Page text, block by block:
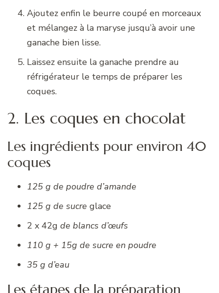
Ajoutez enfin le beurre coupé en morceaux
et mélangez à la maryse jusqu’à avoir une
ganache bien lisse.
Laissez ensuite la ganache prendre au
réfrigérateur le temps de préparer les
coques.
2. Les coques en chocolat
Les ingrédients pour environ 40
coques
125 g de poudre d’amande
125 g de sucre glace
2 x 42g de blancs d’œufs
110 g + 15g de sucre en poudre
35 g d’eau
Les étapes de la préparation